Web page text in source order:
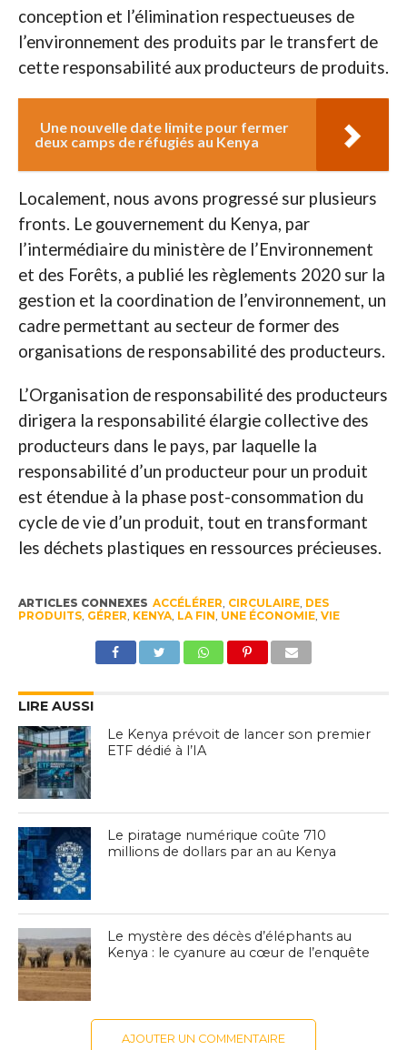
conception et l’élimination respectueuses de
l’environnement des produits par le transfert de
cette responsabilité aux producteurs de produits.
Une nouvelle date limite pour fermer
deux camps de réfugiés au Kenya
Localement, nous avons progressé sur plusieurs
fronts. Le gouvernement du Kenya, par
l’intermédiaire du ministère de l’Environnement
et des Forêts, a publié les règlements 2020 sur la
gestion et la coordination de l’environnement, un
cadre permettant au secteur de former des
organisations de responsabilité des producteurs.
L’Organisation de responsabilité des producteurs
dirigera la responsabilité élargie collective des
producteurs dans le pays, par laquelle la
responsabilité d’un producteur pour un produit
est étendue à la phase post-consommation du
cycle de vie d’un produit, tout en transformant
les déchets plastiques en ressources précieuses.
ARTICLES CONNEXES ACCÉLÉRER CIRCULAIRE, DES
PRODUITS, GÉRER KENYA, LA FIN UNE ÉCONOMIE, VIE
LIRE AUSSI
Le Kenya prévoit de lancer son premier
ETF dédié à l’IA
Le piratage numérique coûte 710
millions de dollars par an au Kenya
Le mystère des décès d’éléphants au
Kenya : le cyanure au cœur de l’enquête
AJOUTER UN COMMENTAIRE